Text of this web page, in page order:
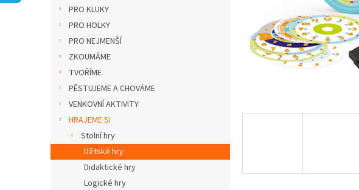
PRO KLUKY
PRO HOLKY
PRO NEJMENŠÍ
ZKOUMÁME
TVOŘÍME
PĚSTUJEME A CHOVÁME
VENKOVNÍ AKTIVITY
HRAJEME SI
Stolní hry
Dětské hry
Didaktické hry
Logické hry